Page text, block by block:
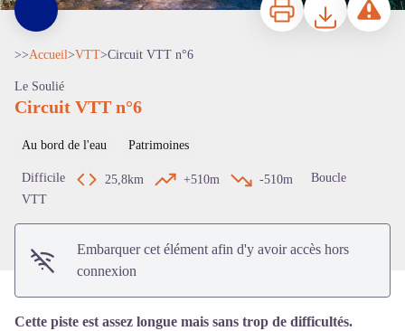
>>Accueil>VTT>Circuit VTT n°6
Le Soulié
Circuit VTT n°6
Au bord de l'eau Patrimoines
Difficile 25,8km +510m -510m
Boucle
VTT
Embarquer cet élément afin d'y avoir accès hors
connexion
Cette piste est assez longue mais sans trop de difficultés.